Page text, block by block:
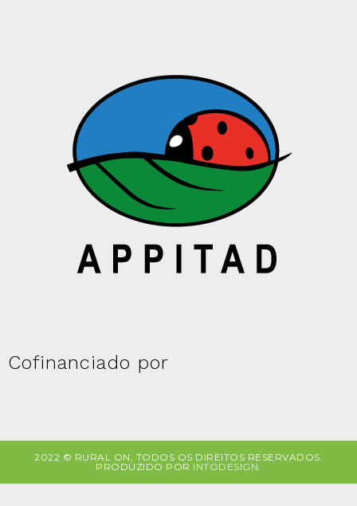
Cofinanciado por
2022 © RURAL ON, TODOS OS DIREITOS RESERVADOS.
PRODUZIDO POR INTODESIGN.